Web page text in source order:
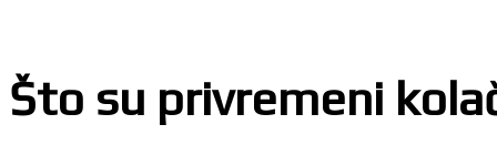
Što su privremeni